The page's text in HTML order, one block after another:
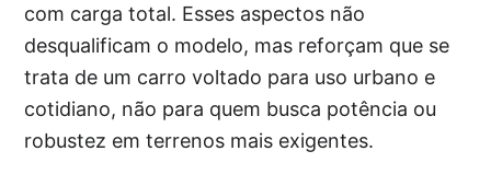
com carga total. Esses aspectos não
desqualificam o modelo, mas reforçam que se
trata de um carro voltado para uso urbano e
cotidiano, não para quem busca potência ou
robustez em terrenos mais exigentes.